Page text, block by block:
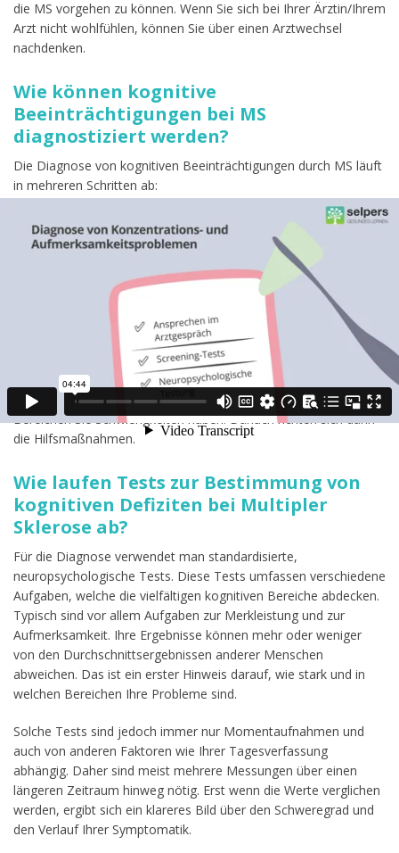
die MS vorgehen zu können. Wenn Sie sich bei Ihrer Ärztin/Ihrem
Arzt nicht wohlfühlen, können Sie über einen Arztwechsel
nachdenken.
Wie können kognitive
Beeinträchtigungen bei MS
diagnostiziert werden?
Die Diagnose von kognitiven Beeinträchtigungen durch MS läuft
in mehreren Schritten ab:
Der erste und wichtigste Schritt ist, dass Sie alle
wahrgenommenen Verschlechterungen so bald wie möglich
Mittels sogenannter Screening-Tests wird abgeschätzt, wie
wahrscheinlich es ist, dass tatsächlich kognitive Störungen in
Folge von MS bei Ihnen vorliegen.
Neuropsychologische Tests geben dann mehr Aufschluss
darüber, welche spezifischen kognitiven Prozesse bei Ihnen
durch die MS beeinträchtigt sind.
Ziel ist es, möglichst genau herauszufinden, in welchen
Bereichen Sie Schwierigkeiten haben. Danach richten sich dann
die Hilfsmaßnahmen.
Wie laufen Tests zur Bestimmung von
kognitiven Defiziten bei Multipler
Sklerose ab?
Für die Diagnose verwendet man standardisierte,
neuropsychologische Tests. Diese Tests umfassen verschiedene
Aufgaben, welche die vielfältigen kognitiven Bereiche abdecken.
Typisch sind vor allem Aufgaben zur Merkleistung und zur
Aufmerksamkeit. Ihre Ergebnisse können mehr oder weniger
von den Durchschnittsergebnissen anderer Menschen
abweichen. Das ist ein erster Hinweis darauf, wie stark und in
welchen Bereichen Ihre Probleme sind.
Solche Tests sind jedoch immer nur Momentaufnahmen und
auch von anderen Faktoren wie Ihrer Tagesverfassung
abhängig. Daher sind meist mehrere Messungen über einen
längeren Zeitraum hinweg nötig. Erst wenn die Werte verglichen
werden, ergibt sich ein klareres Bild über den Schweregrad und
den Verlauf Ihrer Symptomatik.